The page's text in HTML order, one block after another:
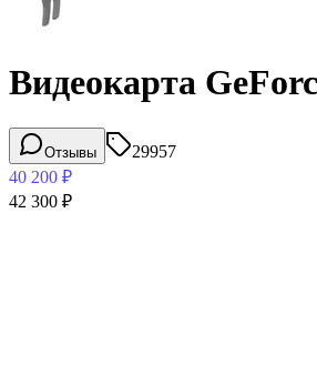
Видеокарта
Отзывы
29957
40 200 ₽
42 300 ₽